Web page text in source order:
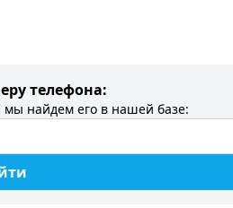
телефона:
найдем его в нашей базе: